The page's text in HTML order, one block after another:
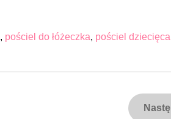
, pościel do łóżeczka, pościel